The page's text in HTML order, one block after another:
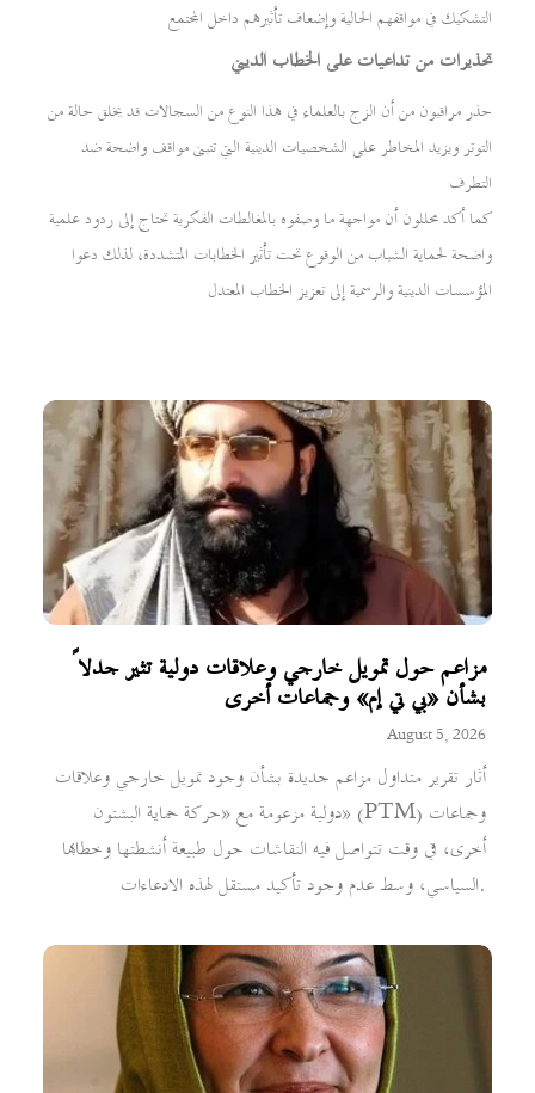
مزاعم حول تمويل خارجي وعلاقات دولية تثير جدلاً
بشأن «بي تي إم» وجماعات أخرى
August 5, 2026
أثار تقرير متداول مزاعم جديدة بشأن وجود تمويل خارجي وعلاقات
دولية مزعومة مع «حركة حماية البشتون» (PTM) وجماعات
أخرى، في وقت تتواصل فيه النقاشات حول طبيعة أنشطتها وخطابها
السياسي، وسط عدم وجود تأكيد مستقل لهذه الادعاءات.
التشكيك في مواقفهم الحالية وإضعاف تأثيرهم داخل المجتمع
تحذيرات من تداعيات على الخطاب الديني
حذر مراقبون من أن الزج بالعلماء في هذا النوع من السجالات قد يخلق حالة من
التوتر ويزيد المخاطر على الشخصيات الدينية التي تتبنى مواقف واضحة ضد
التطرف
كما أكد محللون أن مواجهة ما وصفوه بالمغالطات الفكرية تحتاج إلى ردود علمية
واضحة لحماية الشباب من الوقوع تحت تأثير الخطابات المتشددة، لذلك دعوا
المؤسسات الدينية والرسمية إلى تعزيز الخطاب المعتدل